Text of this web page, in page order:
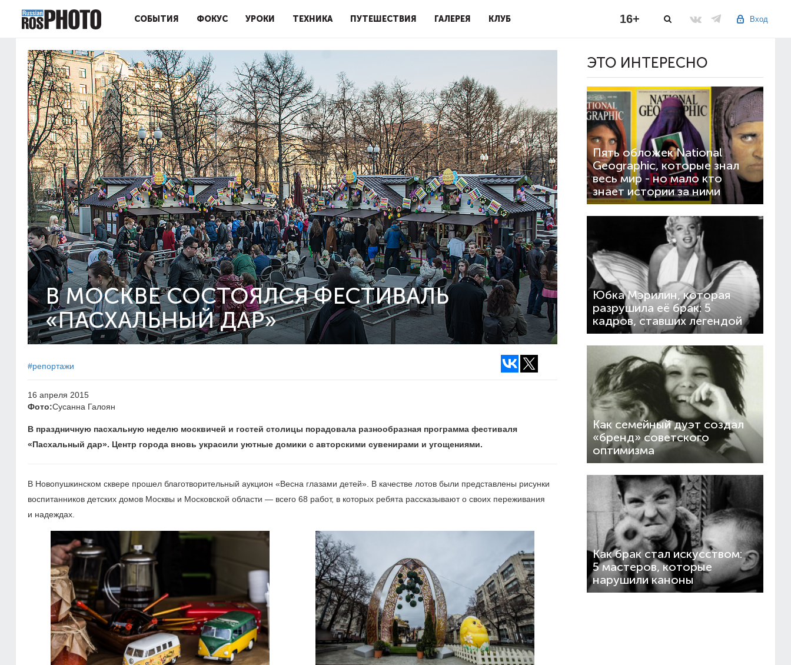
СОБЫТИЯ ФОКУС УРОКИ ТЕХНИКА ПУТЕШЕСТВИЯ ГАЛЕРЕЯ КЛУБ Вход
16+
В МОСКВЕ СОСТОЯЛСЯ ФЕСТИВАЛЬ
«ПАСХАЛЬНЫЙ ДАР»
#репортажи
16 апреля 2015
Фото:Сусанна Галоян
В праздничную пасхальную неделю москвичей и гостей столицы порадовала разнообразная программа фестиваля
«Пасхальный дар». Центр города вновь украсили уютные домики с авторскими сувенирами и угощениями.
В Новопушкинском сквере прошел благотворительный аукцион «Весна глазами детей». В качестве лотов были представлены рисунки
воспитанников детских домов Москвы и Московской области — всего 68 работ, в которых ребята рассказывают о своих переживания
и надеждах.
ЭТО ИНТЕРЕСНО
Пять обложек National
Geographic, которые знал
весь мир - но мало кто
знает истории за ними
Юбка Мэрилин, которая
разрушила её брак: 5
кадров, ставших легендой
Как семейный дуэт создал
«бренд» советского
оптимизма
Как брак стал искусством:
5 мастеров, которые
нарушили каноны